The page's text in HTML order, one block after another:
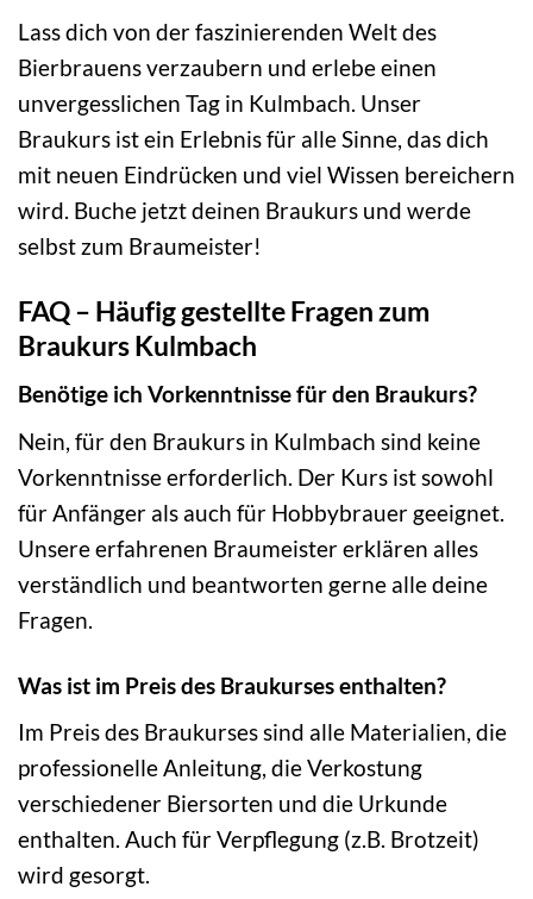
Lass dich von der faszinierenden Welt des
Bierbrauens verzaubern und erlebe einen
unvergesslichen Tag in Kulmbach. Unser
Braukurs ist ein Erlebnis für alle Sinne, das dich
mit neuen Eindrücken und viel Wissen bereichern
wird. Buche jetzt deinen Braukurs und werde
selbst zum Braumeister!
FAQ – Häufig gestellte Fragen zum
Braukurs Kulmbach
Benötige ich Vorkenntnisse für den Braukurs?
Nein, für den Braukurs in Kulmbach sind keine
Vorkenntnisse erforderlich. Der Kurs ist sowohl
für Anfänger als auch für Hobbybrauer geeignet.
Unsere erfahrenen Braumeister erklären alles
verständlich und beantworten gerne alle deine
Fragen.
Was ist im Preis des Braukurses enthalten?
Im Preis des Braukurses sind alle Materialien, die
professionelle Anleitung, die Verkostung
verschiedener Biersorten und die Urkunde
enthalten. Auch für Verpflegung (z.B. Brotzeit)
wird gesorgt.